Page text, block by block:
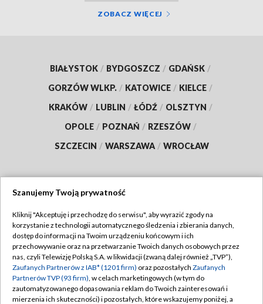
ZOBACZ WIĘCEJ
BIAŁYSTOK / BYDGOSZCZ / GDAŃSK /
GORZÓW WLKP. / KATOWICE / KIELCE /
KRAKÓW / LUBLIN / ŁÓDŹ / OLSZTYN /
OPOLE / POZNAŃ / RZESZÓW /
SZCZECIN / WARSZAWA / WROCŁAW
TVP
Abonament TVP
Emisja w TVP
Centrum informacji TVP
Regulamin TVP
Polityka prywatności
Moje zgody
Szanujemy Twoją prywatność
Kliknij "Akceptuję i przechodzę do serwisu", aby wyrazić zgody na
korzystanie z technologii automatycznego śledzenia i zbierania danych,
dostęp do informacji na Twoim urządzeniu końcowym i ich
przechowywanie oraz na przetwarzanie Twoich danych osobowych przez
nas, czyli Telewizję Polską S.A. w likwidacji (zwaną dalej również „TVP”),
Zaufanych Partnerów z IAB* (1201 firm) oraz pozostałych Zaufanych
Partnerów TVP (93 firm), w celach marketingowych (w tym do
zautomatyzowanego dopasowania reklam do Twoich zainteresowań i
mierzenia ich skuteczności) i pozostałych, które wskazujemy poniżej, a